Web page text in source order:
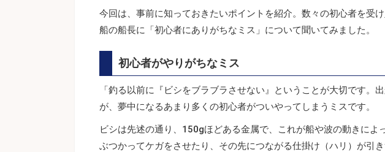
今回は、事前に知っておきたいポイントを紹介。数々の初心者を受
船の船長に「初心者にありがちなミス」について聞いてみました。
初心者がやりがちなミス
「釣る以前に『ビシをブラブラさせない』ということが大切です。
が、夢中になるあまり多くの初心者がついやってしまうミスです。
ビシは先述の通り、150gほどある金属で、これが船や波の動きによ
ぶつかってケガをさせたり、その先につながる仕掛け（ハリ）が引き